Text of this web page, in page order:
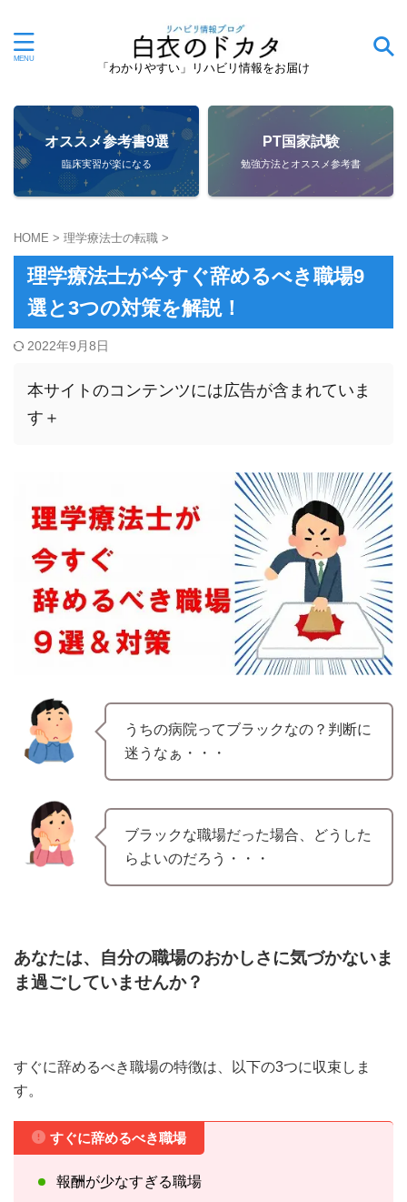
「わかりやすい」リハビリ情報をお届け
オススメ参考書9選
臨床実習が楽になる
PT国家試験
勉強方法とオススメ参考書
HOME > 理学療法士の転職 >
理学療法士が今すぐ辞めるべき職場9
選と3つの対策を解説！
2022年9月8日
本サイトのコンテンツには広告が含まれていま
す＋
うちの病院ってブラックなの？判断に
迷うなぁ・・・
ブラックな職場だった場合、どうした
らよいのだろう・・・
あなたは、自分の職場のおかしさに気づかないま
ま過ごしていませんか？
すぐに辞めるべき職場の特徴は、以下の3つに収束しま
す。
すぐに辞めるべき職場
報酬が少なすぎる職場